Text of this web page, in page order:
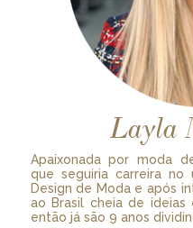
Layla
Apaixonada por moda
que seguiria carreira no
Design de Moda e após
ao Brasil cheia de
então já são 9 anos